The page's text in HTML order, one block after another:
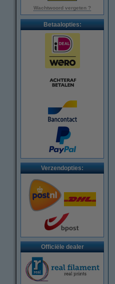
Wachtwoord vergeten ?
Betaalopties:
Verzendopties:
Officiële dealer